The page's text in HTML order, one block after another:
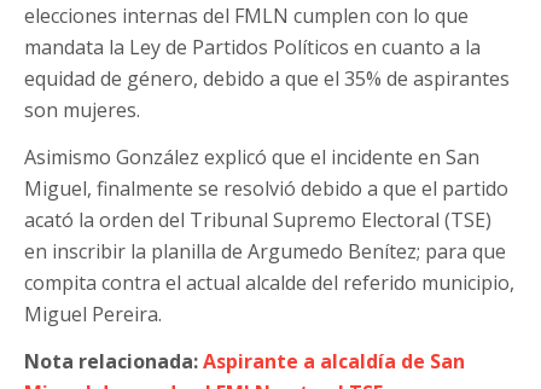
elecciones internas del FMLN cumplen con lo que
mandata la Ley de Partidos Políticos en cuanto a la
equidad de género, debido a que el 35% de aspirantes
son mujeres.
Asimismo González explicó que el incidente en San
Miguel, finalmente se resolvió debido a que el partido
acató la orden del Tribunal Supremo Electoral (TSE)
en inscribir la planilla de Argumedo Benítez; para que
compita contra el actual alcalde del referido municipio,
Miguel Pereira.
Nota relacionada:Aspirante a alcaldía de San